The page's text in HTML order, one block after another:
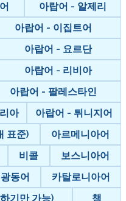
아랍어 - 알제리
아랍어 - 이집트어
아랍어 - 요르단
아랍어 - 리비아
아랍어 - 팔레스타인
아
아랍어 - 튀니지어
표준)
아르메니아어
비콜
보스니아어
광동어
카탈로니아어
기만 가능)
챔